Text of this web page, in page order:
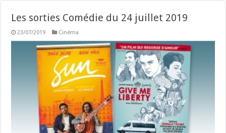
Les sorties Comédie du 24 juillet 2019
23/07/2019 Cinéma